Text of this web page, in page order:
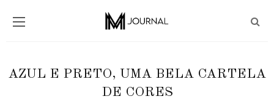
AZUL E PRETO, UMA BELA CARTELA
DE CORES